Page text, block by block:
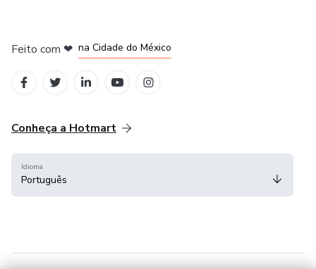
Feito com ❤ na Cidade do México
Conheça a Hotmart
Idioma
Português